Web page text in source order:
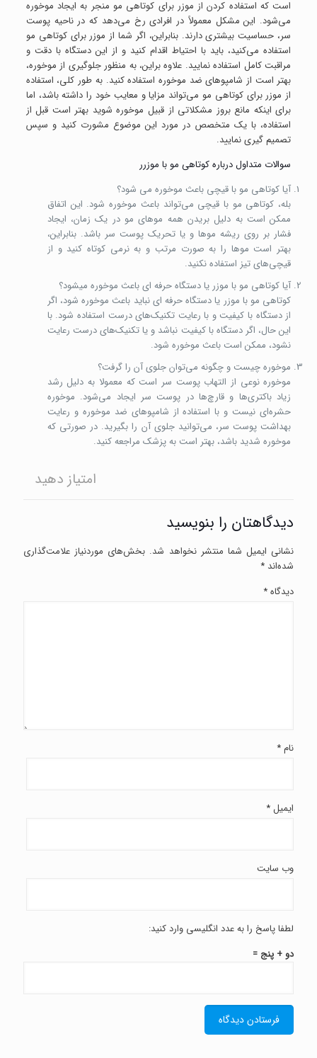
است که استفاده کردن از موزر برای کوتاهی مو منجر به ایجاد موخوره
می‌شود. این مشکل معمولاً در افرادی رخ می‌دهد که در ناحیه پوست
سر، حساسیت بیشتری دارند. بنابراین، اگر شما از موزر برای کوتاهی مو
استفاده می‌کنید، باید با احتیاط اقدام کنید و از این دستگاه با دقت و
مراقبت کامل استفاده نمایید. علاوه براین، به منظور جلوگیری از موخوره،
بهتر است از شامپوهای ضد موخوره استفاده کنید. به طور کلی، استفاده
از موزر برای کوتاهی مو می‌تواند مزایا و معایب خود را داشته باشد، اما
برای اینکه مانع بروز مشکلاتی از قبیل موخوره شوید بهتر است قبل از
استفاده، با یک متخصص در مورد این موضوع مشورت کنید و سپس
تصمیم گیری نمایید.
سوالات متداول درباره کوتاهی مو با موزرر
آیا کوتاهی مو با قیچی باعث موخوره می شود؟
بله، کوتاهی مو با قیچی می‌تواند باعث موخوره شود. این اتفاق
ممکن است به دلیل بریدن همه موهای مو در یک زمان، ایجاد
فشار بر روی ریشه موها و یا تحریک پوست سر باشد. بنابراین،
بهتر است موها را به صورت مرتب و به نرمی کوتاه کنید و از
قیچی‌های تیز استفاده نکنید.
آیا کوتاهی مو با موزر یا دستگاه حرفه ای باعث موخوره میشود؟
کوتاهی مو با موزر یا دستگاه حرفه ای نباید باعث موخوره شود، اگر
از دستگاه با کیفیت و با رعایت تکنیک‌های درست استفاده شود. با
این حال، اگر دستگاه با کیفیت نباشد و یا تکنیک‌های درست رعایت
نشود، ممکن است باعث موخوره شود.
موخوره چیست و چگونه می‌توان جلوی آن را گرفت؟
موخوره نوعی از التهاب پوست سر است که معمولا به دلیل رشد
زیاد باکتری‌ها و قارچ‌ها در پوست سر ایجاد می‌شود. موخوره
حشره‌ای نیست و با استفاده از شامپوهای ضد موخوره و رعایت
بهداشت پوست سر، می‌توانید جلوی آن را بگیرید. در صورتی که
موخوره شدید باشد، بهتر است به پزشک مراجعه کنید.
امتیاز دهید
دیدگاهتان را بنویسید
نشانی ایمیل شما منتشر نخواهد شد. بخش‌های موردنیاز علامت‌گذاری
شده‌اند *
دیدگاه*
نام*
ایمیل *
وب‌ سایت
لطفا پاسخ را به عدد انگلیسی وارد کنید:
دو + پنج =